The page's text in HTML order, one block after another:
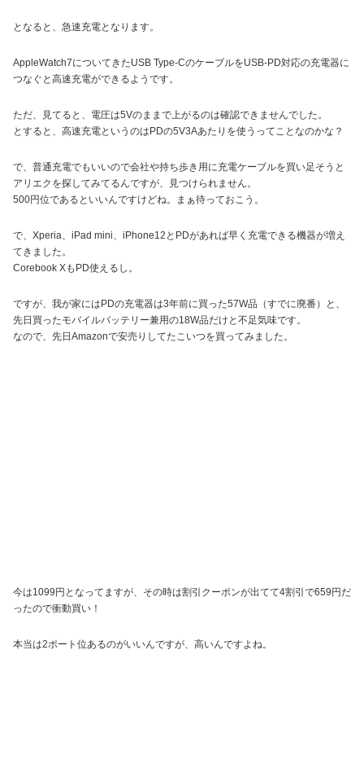
となると、急速充電となります。
AppleWatch7についてきたUSB Type-CのケーブルをUSB-PD対応の充電器に
つなぐと高速充電ができるようです。
ただ、見てると、電圧は5Vのままで上がるのは確認できませんでした。
とすると、高速充電というのはPDの5V3Aあたりを使うってことなのかな？
で、普通充電でもいいので会社や持ち歩き用に充電ケーブルを買い足そうと
アリエクを探してみてるんですが、見つけられません。
500円位であるといいんですけどね。まぁ待っておこう。
で、Xperia、iPad mini、iPhone12とPDがあれば早く充電できる機器が増え
てきました。
Corebook XもPD使えるし。
ですが、我が家にはPDの充電器は3年前に買った57W品（すでに廃番）と、
先日買ったモバイルバッテリー兼用の18W品だけと不足気味です。
なので、先日Amazonで安売りしてたこいつを買ってみました。
今は1099円となってますが、その時は割引クーポンが出てて4割引で659円だ
ったので衝動買い！
本当は2ポート位あるのがいいんですが、高いんですよね。